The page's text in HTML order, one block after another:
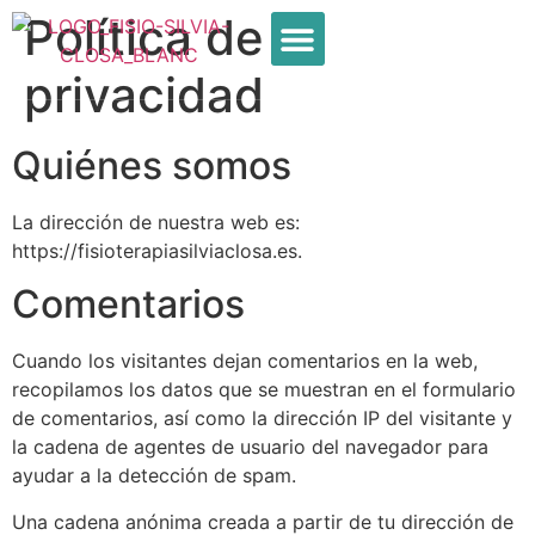
Política de
privacidad
Quiénes somos
La dirección de nuestra web es:
https://fisioterapiasilviaclosa.es.
Comentarios
Cuando los visitantes dejan comentarios en la web,
recopilamos los datos que se muestran en el formulario
de comentarios, así como la dirección IP del visitante y
la cadena de agentes de usuario del navegador para
ayudar a la detección de spam.
Una cadena anónima creada a partir de tu dirección de